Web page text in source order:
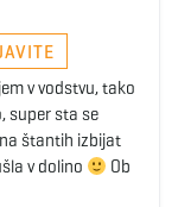
v vodstvu, tako
super sta se
štantih izbijat
v dolino
Ob